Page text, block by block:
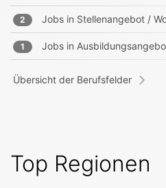
2 Jobs in Stellenangebot /
1 Jobs in
Übersicht der Berufsfelder
Top Regionen